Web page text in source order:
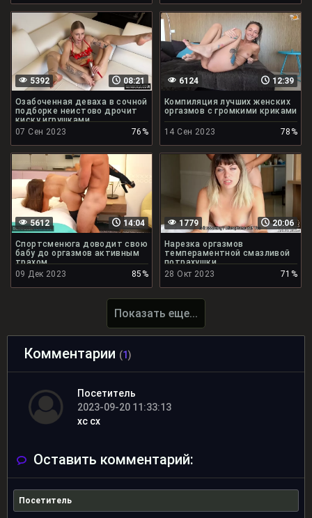
08:21
5392
Озабоченная деваха в сочной
подборке неистово дрочит
киску игрушками
07 Сен 2023
76%
12:39
6124
Компиляция лучших женских
оргазмов с громкими криками
14 Сен 2023 78%
14:04
5612
Спортсменюга доводит свою
бабу до оргазмов активным
трахом
09 Дек 2023
85%
20:06
1779
Нарезка оргазмов
темпераментной смазливой
потрахушки
28 Окт 2023
71%
Показать еще...
Комментарии (1)
Посетитель
2023-09-20 11:33:13
xc cx
Оставить комментарий: